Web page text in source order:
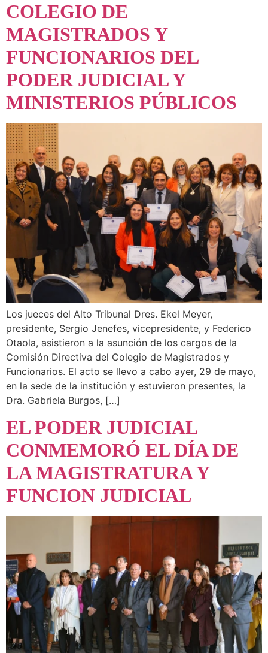
COLEGIO DE
MAGISTRADOS Y
FUNCIONARIOS DEL
PODER JUDICIAL Y
MINISTERIOS PÚBLICOS
Los jueces del Alto Tribunal Dres. Ekel Meyer,
presidente, Sergio Jenefes, vicepresidente, y Federico
Otaola, asistieron a la asunción de los cargos de la
Comisión Directiva del Colegio de Magistrados y
Funcionarios. El acto se llevo a cabo ayer, 29 de mayo,
en la sede de la institución y estuvieron presentes, la
Dra. Gabriela Burgos, […]
EL PODER JUDICIAL
CONMEMORÓ EL DÍA DE
LA MAGISTRATURA Y
FUNCION JUDICIAL